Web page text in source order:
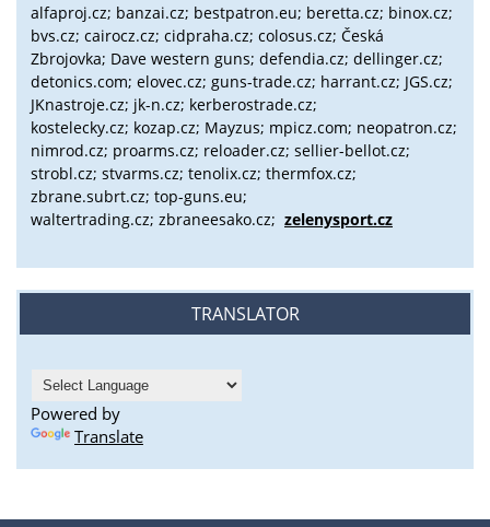
alfaproj.cz; banzai.cz; bestpatron.eu; beretta.cz; binox.cz;
bvs.cz; cairocz.cz; cidpraha.cz; colosus.cz; Česká
Zbrojovka; Dave western guns; defendia.cz; dellinger.cz;
detonics.com; elovec.cz; guns-trade.cz; harrant.cz; JGS.cz;
JKnastroje.cz; jk-n.cz; kerberostrade.cz;
kostelecky.cz; kozap.cz; Mayzus; mpicz.com; neopatron.cz;
nimrod.cz; proarms.cz; reloader.cz; sellier-bellot.cz;
strobl.cz; stvarms.cz; tenolix.cz; thermfox.cz;
zbrane.subrt.cz; top-guns.eu;
waltertrading.cz; zbraneesako.cz; zelenysport.cz
TRANSLATOR
Powered by
Translate